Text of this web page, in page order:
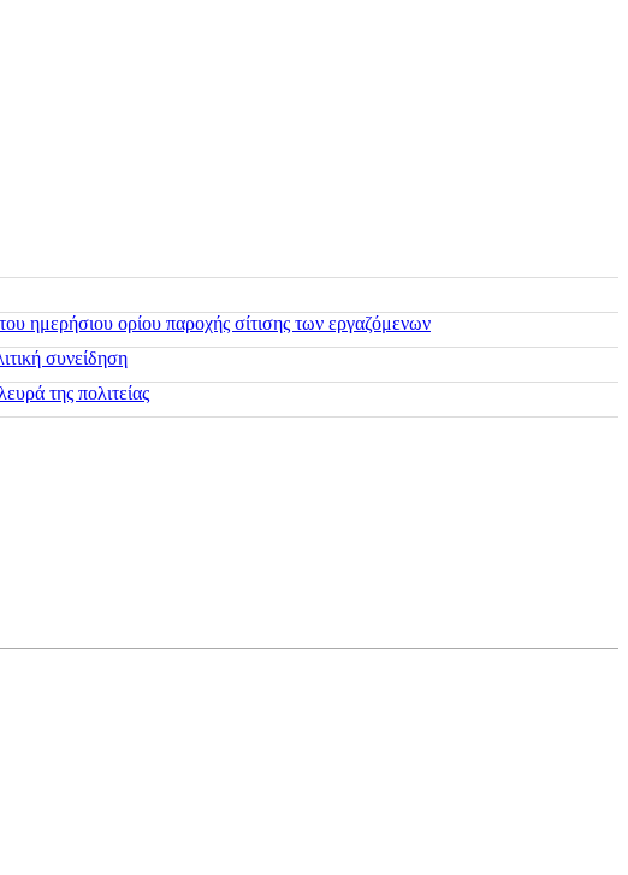
ημερήσιου ορίου παροχής σίτισης των εργαζόμενων
συνείδηση
της πολιτείας